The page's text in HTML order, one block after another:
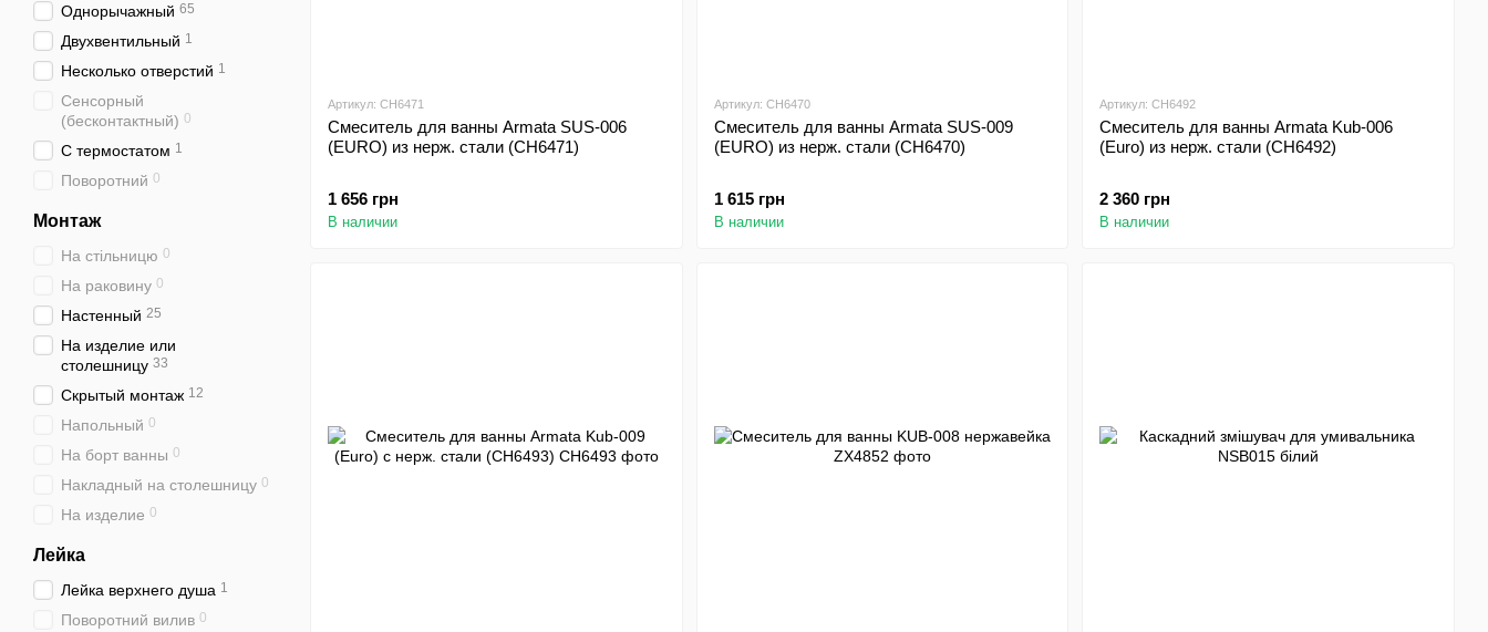
Артикул: CH6471
Смеситель для ванны Armata SUS-006
(EURO) из нерж. стали (CH6471)
1 656 грн
В наличии
Артикул: CH6470
Смеситель для ванны Armata SUS-009
(EURO) из нерж. стали (CH6470)
1 615 грн
В наличии
Артикул: CH6492
Смеситель для ванны Armata Kub-006
(Euro) из нерж. стали (CH6492)
2 360 грн
В наличии
Однорычажный 65
Двухвентильный 1
Несколько отверстий 1
Сенсорный
(бесконтактный) 0
С термостатом 1
Поворотний 0
Монтаж
На стільницю 0
На раковину 0
Настенный 25
На изделие или
столешницу 33
Скрытый монтаж 12
Напольный 0
На борт ванны 0
Накладный на столешницу 0
На изделие 0
Лейка
Лейка верхнего душа 1
Поворотний вилив 0